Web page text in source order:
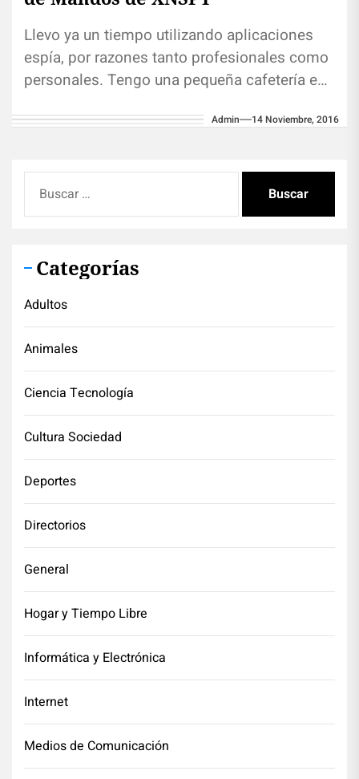
Llevo ya un tiempo utilizando aplicaciones
espía, por razones tanto profesionales como
personales. Tengo una pequeña cafetería en
Admin 14 Noviembre, 2016
Categorías
Adultos
Animales
Ciencia Tecnología
Cultura Sociedad
Deportes
Directorios
General
Hogar y Tiempo Libre
Informática y Electrónica
Internet
Medios de Comunicación